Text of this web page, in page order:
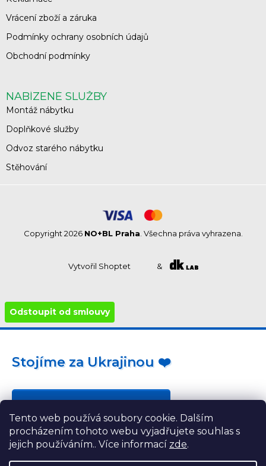
Tento web používá soubory cookie. Dalším
procházením tohoto webu vyjadřujete souhlas s
jejich používáním.. Více informací zde.
Vrácení zboží a záruka
Podmínky ochrany osobních údajů
Obchodní podmínky
NABÍZENÉ SLUŽBY
Montáž nábytku
Doplňkové služby
Odvoz starého nábytku
Stěhování
Vytvořil Shoptet &
Copyright 2026 NO+BL Praha . Všechna práva vyhrazena.
Odstoupit od smlouvy
Stojíme za Ukrajinou ❤️